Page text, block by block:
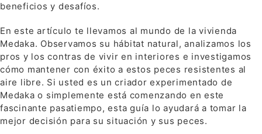
beneficios y desafíos.
En este artículo te llevamos al mundo de la vivienda
Medaka. Observamos su hábitat natural, analizamos los
pros y los contras de vivir en interiores e investigamos
cómo mantener con éxito a estos peces resistentes al
aire libre. Si usted es un criador experimentado de
Medaka o simplemente está comenzando en este
fascinante pasatiempo, esta guía lo ayudará a tomar la
mejor decisión para su situación y sus peces.